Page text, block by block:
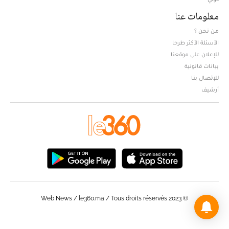
معلومات عنا
من نحن ؟
الأسئلة الأكثر طرحا
للإعلان على موقعنا
بيانات قانونية
للإتصال بنا
أرشيف
© Web News / le360.ma / Tous droits réservés 2023